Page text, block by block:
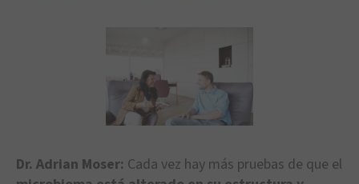
Dr. Adrian Moser: Cada vez hay más pruebas de que el